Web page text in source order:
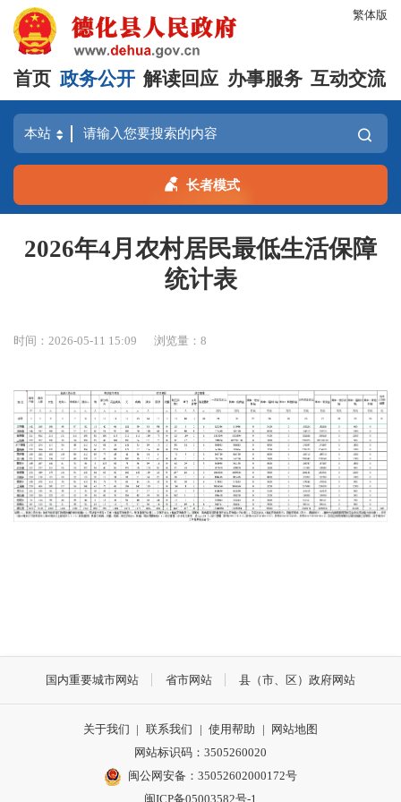
繁体版
首页 政务公开 解读回应 办事服务 互动交流
长者模式
2026年4月农村居民最低生活保障
统计表
时间：2026-05-11 15:09 浏览量：8
国内重要城市网站 省市网站 县（市、区）政府网站
关于我们 | 联系我们 | 使用帮助 |
网站地图
网站标识码：3505260020
闽公网安备：35052602000172号
闽ICP备05003582号-1